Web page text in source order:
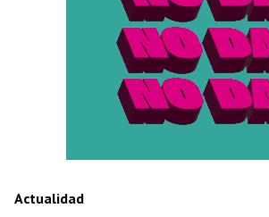
Actualidad